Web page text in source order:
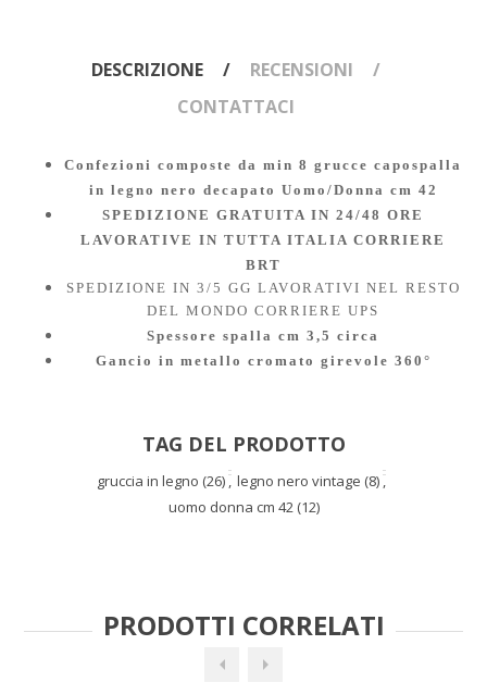
DESCRIZIONE
RECENSIONI
CONTATTACI
Confezioni composte da min 8 grucce capospalla
in legno nero decapato Uomo/Donna cm 42
SPEDIZIONE GRATUITA IN 24/48 ORE
LAVORATIVE IN TUTTA ITALIA CORRIERE
BRT
SPEDIZIONE IN 3/5 GG LAVORATIVI NEL RESTO
DEL MONDO CORRIERE UPS
Spessore spalla cm 3,5 circa
Gancio in metallo cromato girevole 360°
TAG DEL PRODOTTO
gruccia in legno (26), legno nero vintage (8),
uomo donna cm 42 (12)
PRODOTTI CORRELATI